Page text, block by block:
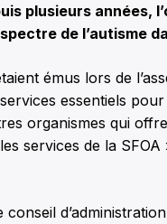
plusieurs années,
de l’autisme
émus lors de
essentiels
organismes qui
services de la SFOA